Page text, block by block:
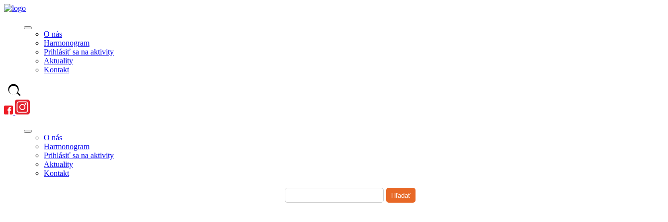
O nás
Harmonogram
Prihlásiť sa na aktivity
Aktuality
Kontakt
O nás
Harmonogram
Prihlásiť sa na aktivity
Aktuality
Kontakt